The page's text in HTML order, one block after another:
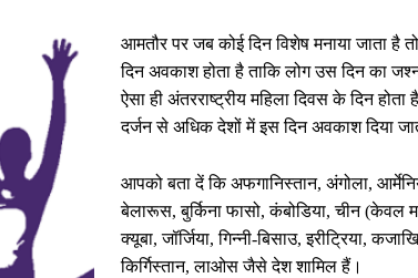
आमतौर पर जब कोई दिन विशेष मनाया जाता है
दिन अवकाश होता है ताकि लोग उस दिन का
ऐसा ही अंतरराष्ट्रीय महिला दिवस के दिन होता
दर्जन से अधिक देशों में इस दिन अवकाश दिया
आपको बता दें कि अफगानिस्तान, अंगोला,
बेलारूस, बुर्किना फासो, कंबोडिया, चीन (केवल
क्यूबा, जॉर्जिया, गिन्नी-बिसाउ, इरीट्रिया,
किर्गिस्तान, लाओस जैसे देश शामिल हैं।